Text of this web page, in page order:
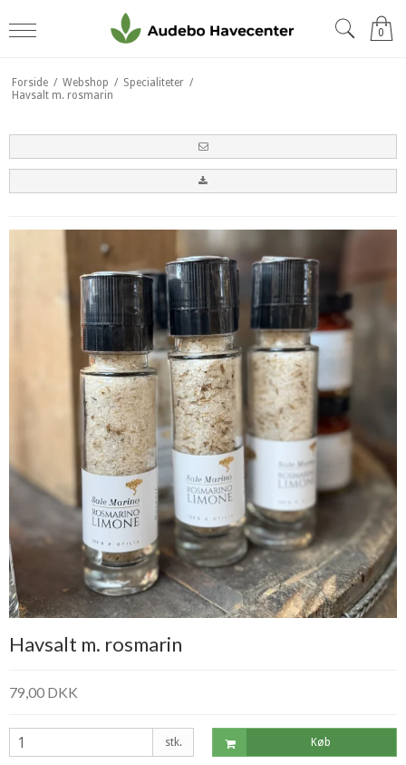
0
Forside / Webshop / Specialiteter /
Havsalt m. rosmarin
Havsalt m. rosmarin
79,00 DKK
stk. Køb